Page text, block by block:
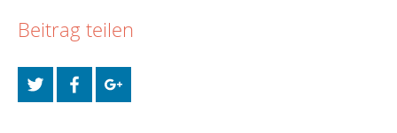
Beitrag teilen